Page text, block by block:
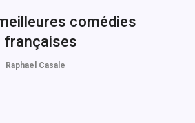
comédies
françaises
Raphael Casale